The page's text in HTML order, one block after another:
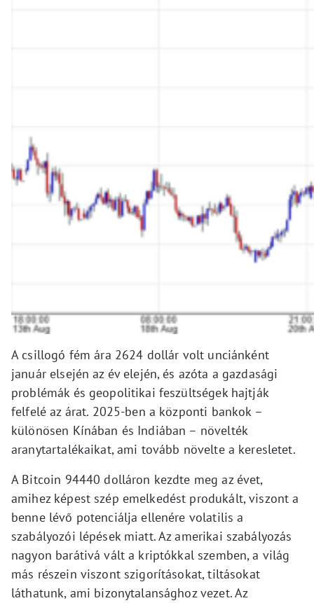
A csillogó fém ára 2624 dollár volt unciánként
január elsején az év elején, és azóta a gazdasági
problémák és geopolitikai feszültségek hajtják
felfelé az árat. 2025-ben a központi bankok –
különösen Kínában és Indiában – növelték
aranytartalékaikat, ami tovább növelte a keresletet.
A Bitcoin 94440 dolláron kezdte meg az évet,
amihez képest szép emelkedést produkált, viszont a
benne lévő potenciálja ellenére volatilis a
szabályozói lépések miatt. Az amerikai szabályozás
nagyon barátivá vált a kriptókkal szemben, a világ
más részein viszont szigorításokat, tiltásokat
láthatunk, ami bizonytalansághoz vezet. Az